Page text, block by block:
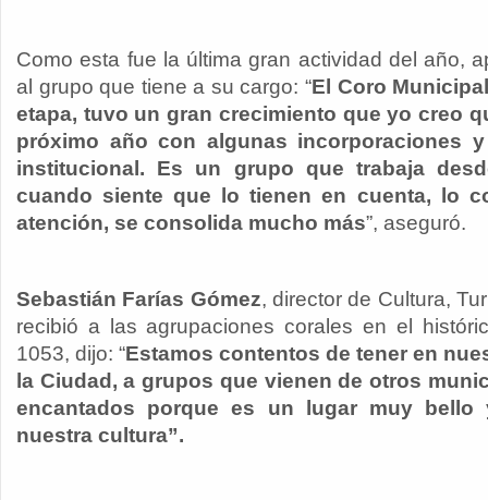
Como esta fue la última gran actividad del año,
al grupo que tiene a su cargo: “El Coro
etapa, tuvo un gran crecimiento que yo creo
próximo año con algunas incorporaciones
institucional. Es un grupo que trabaja
cuando siente que lo tienen en cuenta, lo
atención, se consolida mucho más”, aseguró.
Sebastián Farías Gómez, director de Cultura,
recibió a las agrupaciones corales en el
1053, dijo: “Estamos contentos de tener en
la Ciudad, a grupos que vienen de otros
encantados porque es un lugar muy bello
nuestra cultura”.